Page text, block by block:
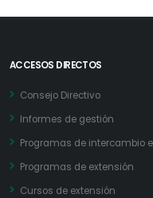
ACCESOS DIRECTOS
Consejo Directivo
Informes de gestión
Programas de intercambio
Programas de extensión
Cursos de extensión